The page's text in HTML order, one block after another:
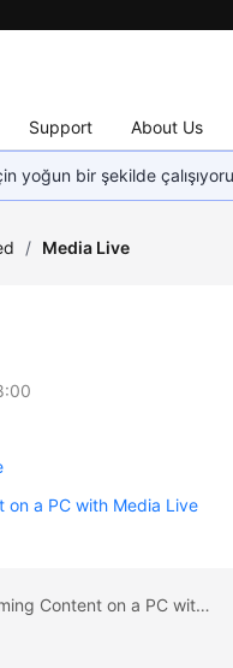
Support About Us
yoğun bir şekilde
/ Media Live
on a PC with Media Live
Previous topic: Pushing and Streaming Content on a PC with Low Latency Live